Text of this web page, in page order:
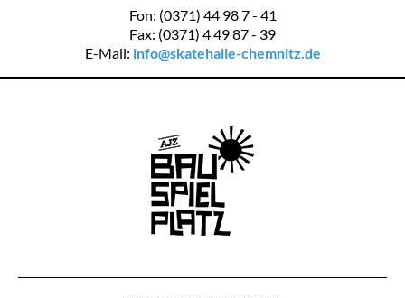
Fon: (0371) 44 98 7 - 41
Fax: (0371) 4 49 87 - 39
E-Mail: info@skatehalle-chemnitz.de